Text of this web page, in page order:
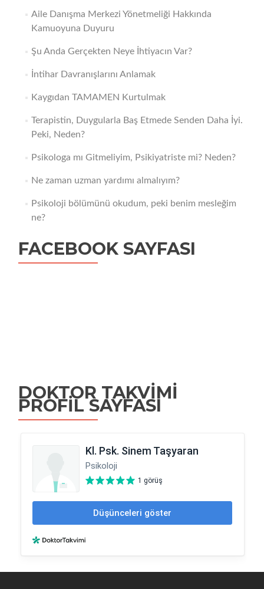
Aile Danışma Merkezi Yönetmeliği Hakkında
Kamuoyuna Duyuru
Şu Anda Gerçekten Neye İhtiyacın Var?
İntihar Davranışlarını Anlamak
Kaygıdan TAMAMEN Kurtulmak
Terapistin, Duygularla Baş Etmede Senden Daha İyi.
Peki, Neden?
Psikologa mı Gitmeliyim, Psikiyatriste mi? Neden?
Ne zaman uzman yardımı almalıyım?
Psikoloji bölümünü okudum, peki benim mesleğim
ne?
FACEBOOK SAYFASI
DOKTOR TAKVIMI
PROFIL SAYFASI